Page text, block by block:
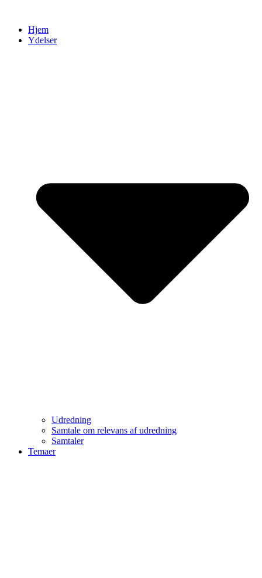
indholdHjem
Ydelser
Udredning
Samtale om relevans af udredning
Samtaler
Temaer